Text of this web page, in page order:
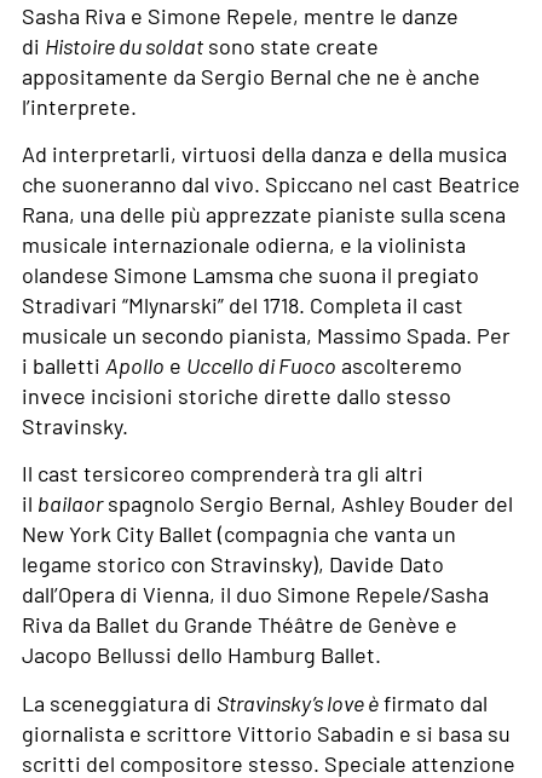
Sasha Riva e Simone Repele, mentre le danze
di Histoire du soldatsono state create
appositamente da Sergio Bernal che ne è anche
l’interprete.
Ad interpretarli, virtuosi della danza e della musica
che suoneranno dal vivo. Spiccano nel cast Beatrice
Rana, una delle più apprezzate pianiste sulla scena
musicale internazionale odierna, e la violinista
olandese Simone Lamsma che suona il pregiato
Stradivari “Mlynarski” del 1718. Completa il cast
musicale un secondo pianista, Massimo Spada. Per
i balletti Apollo e Uccello di Fuoco ascolteremo
invece incisioni storiche dirette dallo stesso
Stravinsky.
Il cast tersicoreo comprenderà tra gli altri
il bailaorspagnolo Sergio Bernal, Ashley Bouder del
New York City Ballet (compagnia che vanta un
legame storico con Stravinsky), Davide Dato
dall’Opera di Vienna, il duo Simone Repele/Sasha
Riva da Ballet du Grande Théâtre de Genève e
Jacopo Bellussi dello Hamburg Ballet.
La sceneggiatura di Stravinsky’s loveèfirmato dal
giornalista e scrittore Vittorio Sabadin e si basa su
scritti del compositore stesso. Speciale attenzione